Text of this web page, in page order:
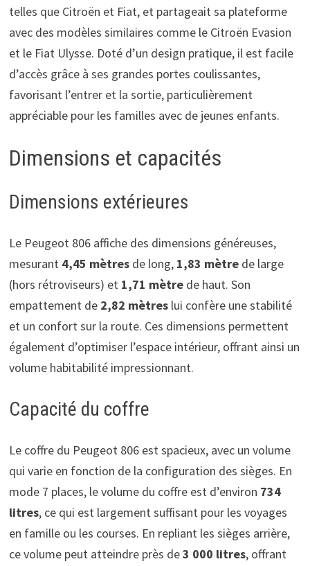
telles que Citroën et Fiat, et partageait sa plateforme
avec des modèles similaires comme le Citroën Evasion
et le Fiat Ulysse. Doté d’un design pratique, il est facile
d’accès grâce à ses grandes portes coulissantes,
favorisant l’entrer et la sortie, particulièrement
appréciable pour les familles avec de jeunes enfants.
Dimensions et capacités
Dimensions extérieures
Le Peugeot 806 affiche des dimensions généreuses,
mesurant 4,45 mètresde long, 1,83 mètrede large
(hors rétroviseurs) et 1,71 mètrede haut. Son
empattement de 2,82 mètreslui confère une stabilité
et un confort sur la route. Ces dimensions permettent
également d’optimiser l’espace intérieur, offrant ainsi un
volume habitabilité impressionnant.
Capacité du coffre
Le coffre du Peugeot 806 est spacieux, avec un volume
qui varie en fonction de la configuration des sièges. En
mode 7 places, le volume du coffre est d’environ 734
litres, ce qui est largement suffisant pour les voyages
en famille ou les courses. En repliant les sièges arrière,
ce volume peut atteindre près de3 000 litres, offrant